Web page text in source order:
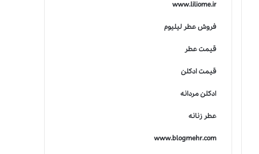
www.liliome.ir
فروش عطر لیلیوم
قیمت عطر
قیمت ادکلن
ادکلن مردانه
عطر زنانه
www.blogmehr.com